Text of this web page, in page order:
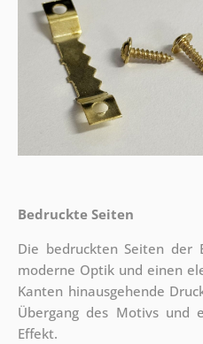
Bedruckte Seiten
Die bedruckten Seiten der
moderne Optik und einen
Kanten hinausgehende
Übergang des Motivs und
Effekt.